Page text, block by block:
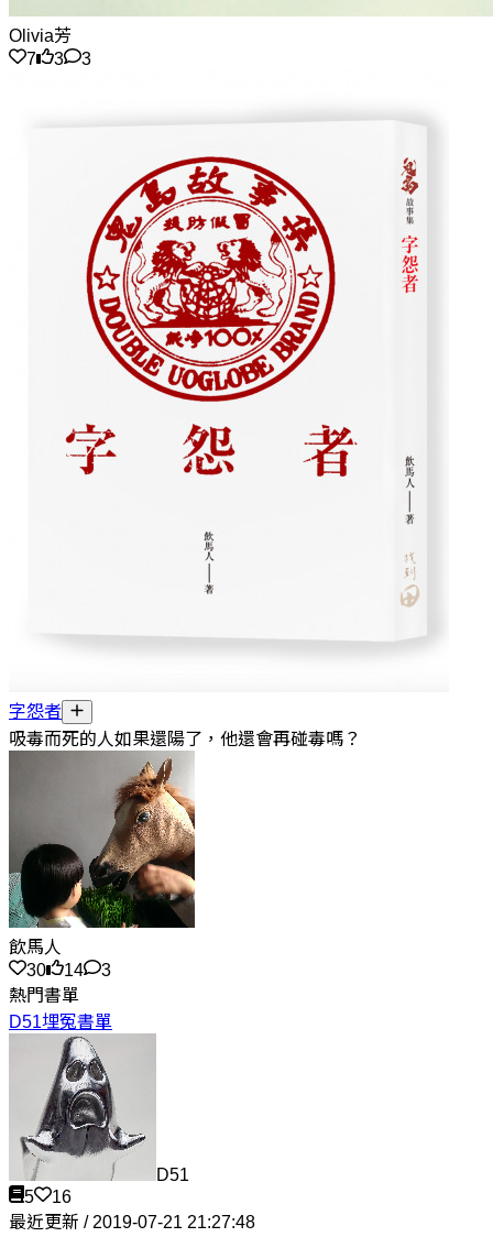
Olivia芳
7
3 3
字怨者
吸毒而死的人如果還陽了，他還會再碰毒嗎？
飲馬人
30
14
3
熱門書單
D51埋冤書單
D51
5
16
最近更新 / 2019-07-21 21:27:48